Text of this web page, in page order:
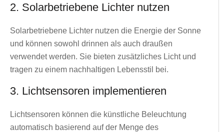
2. Solarbetriebene Lichter nutzen
Solarbetriebene Lichter nutzen die Energie der Sonne
und können sowohl drinnen als auch draußen
verwendet werden. Sie bieten zusätzliches Licht und
tragen zu einem nachhaltigen Lebensstil bei.
3. Lichtsensoren implementieren
Lichtsensoren können die künstliche Beleuchtung
automatisch basierend auf der Menge des